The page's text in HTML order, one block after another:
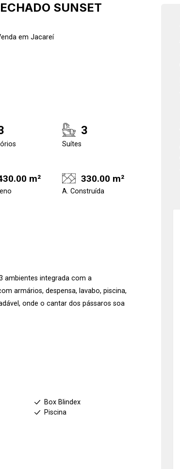
SUNSET
em Jacareí
3
Suítes
m² 330.00 m²
A. Construída
ambientes integrada com a
armários, despensa, lavabo, piscina,
onde o cantar dos pássaros soa
Box Blindex
Piscina